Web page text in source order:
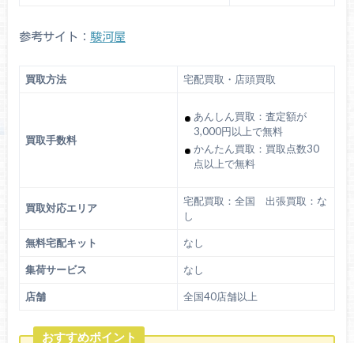
参考サイト： 駿河屋
買取方法 宅配買取・店頭買取
買取手数料
あんしん買取：査定額が
3,000円以上で無料
かんたん買取：買取点数30
点以上で無料
買取対応エリア
宅配買取：全国 出張買取：な
し
無料宅配キット なし
集荷サービス なし
店舗 全国40店舗以上
おすすめポイント